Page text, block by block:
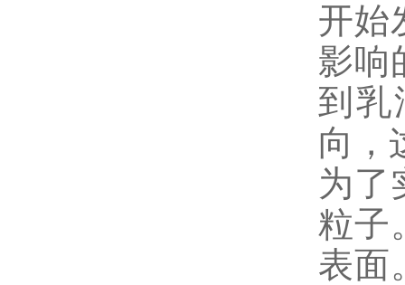
开始
影响
到乳
向，
为了
粒子
表面